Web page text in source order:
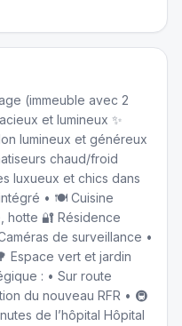
(immeuble avec 2
et lumineux ✨
lumineux et généreux
chaud/froid
luxueux et chics dans
• 🍽️ Cuisine
hotte 🔐 Résidence
de surveillance •
Espace vert et jardin
: • Sur route
du nouveau RFR • 🚇
de l’hôpital Hôpital